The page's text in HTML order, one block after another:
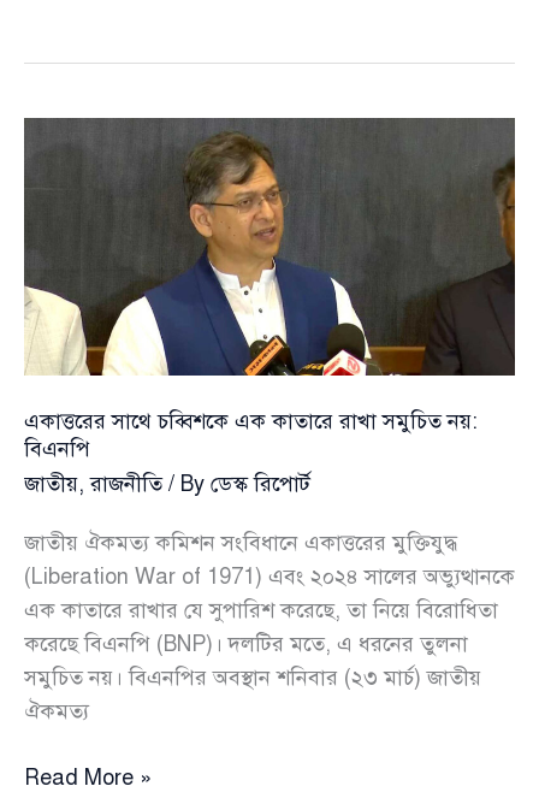
ঐক্যবদ্ধ
রোডম্যাপেই
বিএনপি
একাত্তরের সাথে চব্বিশকে এক কাতারে রাখা সমুচিত নয়:
বিএনপি
জাতীয়,রাজনীতি/ By ডেস্ক রিপোর্ট
জাতীয় ঐকমত্য কমিশন সংবিধানে একাত্তরের মুক্তিযুদ্ধ
(Liberation War of 1971) এবং ২০২৪ সালের অভ্যুত্থানকে
এক কাতারে রাখার যে সুপারিশ করেছে, তা নিয়ে বিরোধিতা
করেছে বিএনপি (BNP)। দলটির মতে, এ ধরনের তুলনা
সমুচিত নয়। বিএনপির অবস্থান শনিবার (২৩ মার্চ) জাতীয়
ঐকমত্য
একাত্তরের
Read More »